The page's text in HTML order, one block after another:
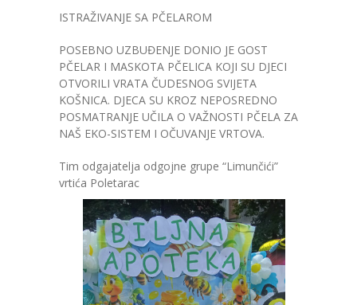
-- Obavještenja za roditelje
Mala škola sporta
Kontakt
ISTRAŽIVANJE SA PČELAROM
POSEBNO UZBUĐENJE DONIO JE GOST
PČELAR I MASKOTA PČELICA KOJI SU DJECI
OTVORILI VRATA ČUDESNOG SVIJETA
KOŠNICA. DJECA SU KROZ NEPOSREDNO
POSMATRANJE UČILA O VAŽNOSTI PČELA ZA
NAŠ EKO-SISTEM I OČUVANJE VRTOVA.
Tim odgajatelja odgojne grupe “Limunčići”
vrtića Poletarac